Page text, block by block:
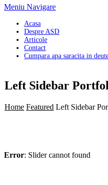
Meniu Navigare
Acasa
Despre ASD
Articole
Contact
Cumpara apa saracita in
Left Sidebar
Home Featured Left Sidebar
Error: Slider cannot found